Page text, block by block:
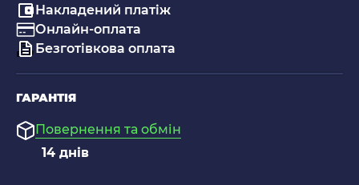
Накладений платіж
Онлайн-оплата
Безготівкова оплата
ГАРАНТІЯ
Повернення та обмін
14 днів